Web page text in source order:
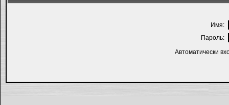
Имя:
Пароль:
Автоматически